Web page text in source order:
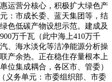
运营分核心，积极扩大绿色产
：市成长委、蓝天集团等，结
色低碳产物设想示范。建成及
万千瓦（此中海上410万千
、海水淡化等洁净能源分析操
产余热。正在稳住存量根本上
位集成耦合，各区市、管委）
义务单元：市委组织部、市委